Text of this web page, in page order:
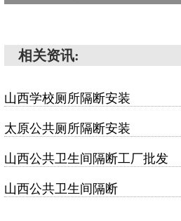
相关资讯:
山西学校厕所隔断安装
太原公共厕所隔断安装
山西公共卫生间隔断工厂批发
山西公共卫生间隔断